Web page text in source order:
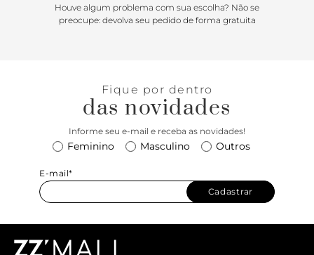
Houve algum problema com sua escolha? Não se
preocupe: devolva seu pedido de forma gratuita
Fique por dentro
das novidades
Informe seu e-mail e receba as novidades!
Feminino Masculino Outros
E-mail*
Cadastrar